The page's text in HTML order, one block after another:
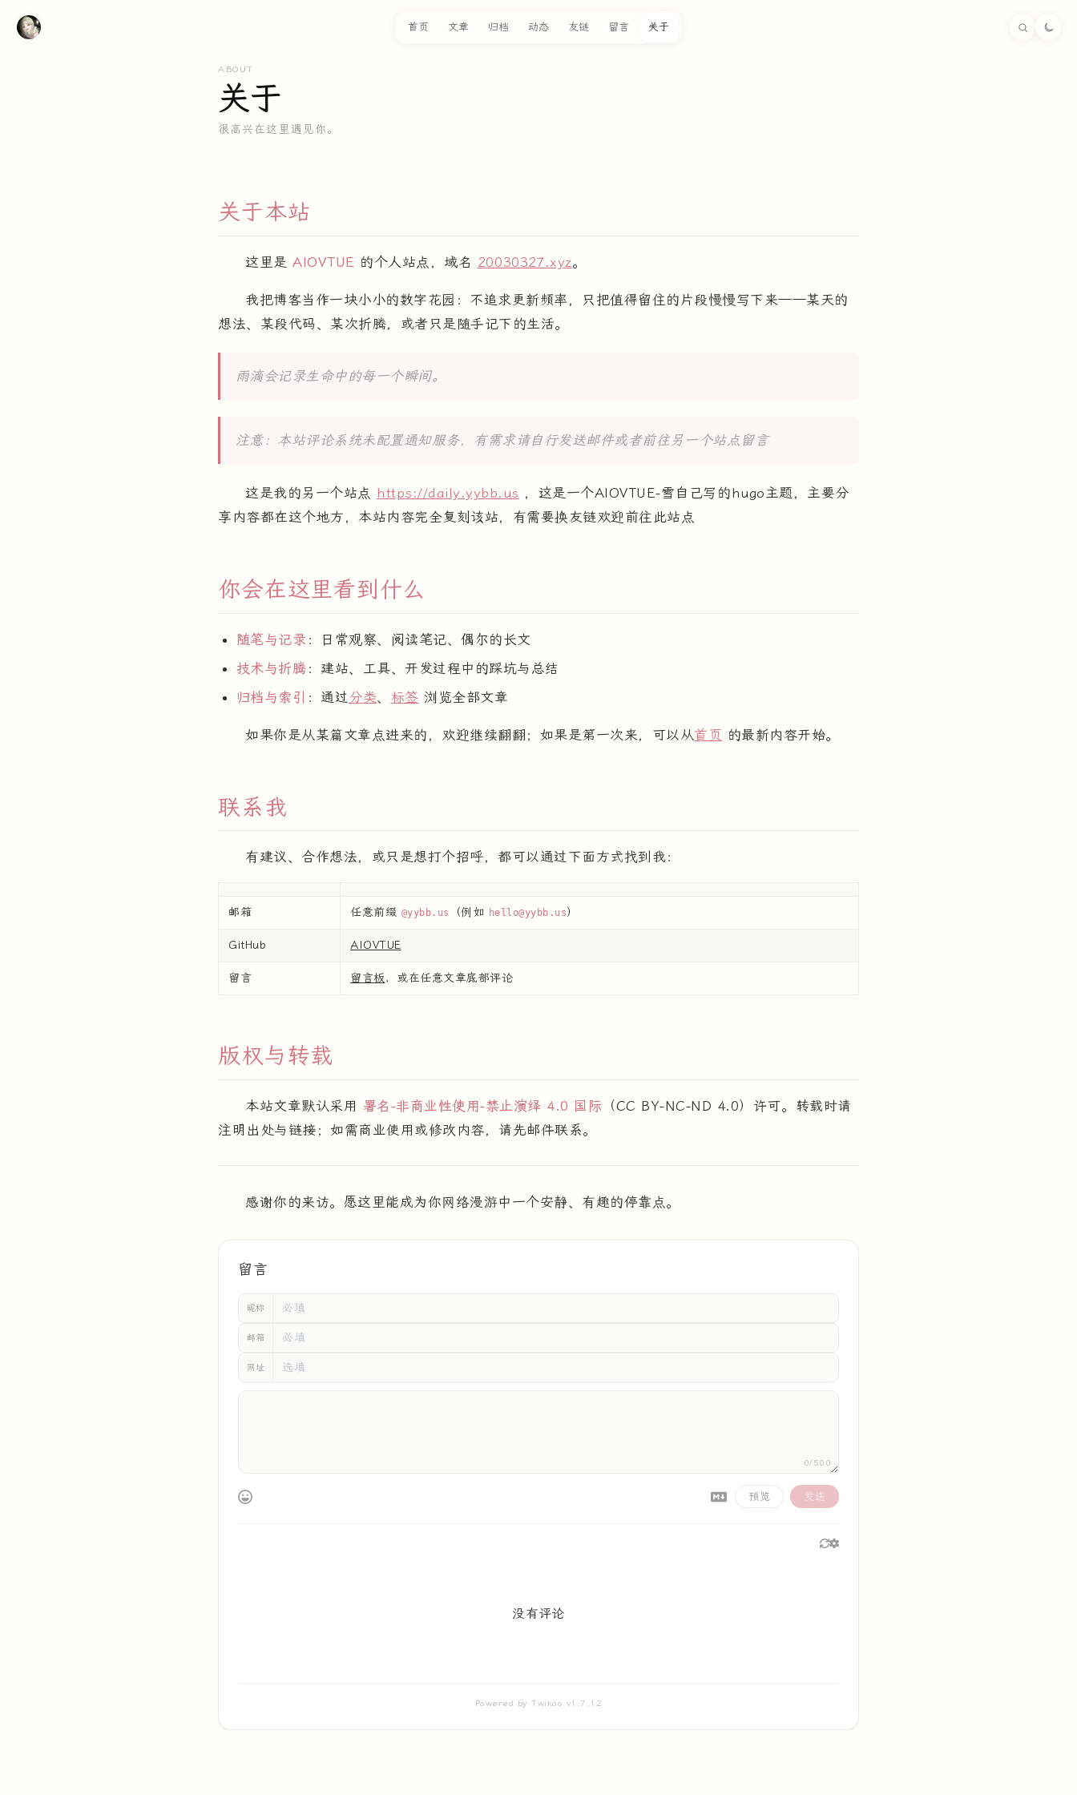
首页 文章 归档 动态 友链 留言 关于
ABOUT
关于
很高兴在这里遇见你。
关于本站
这里是AIOVTUE 的个人站点，域名 20030327.xyz。
我把博客当作一块小小的数字花园：不追求更新频率，只把值得留住的片段慢慢写下来——某天的
想法、某段代码、某次折腾，或者只是随手记下的生活。
雨滴会记录生命中的每一个瞬间。
注意：本站评论系统未配置通知服务，有需求请自行发送邮件或者前往另一个站点留言
这是我的另一个站点 https://daily.yybb.us ，这是一个AIOVTUE-雪自己写的hugo主题，主要分
享内容都在这个地方，本站内容完全复刻该站，有需要换友链欢迎前往此站点
你会在这里看到什么
随笔与记录 ：日常观察、阅读笔记、偶尔的长文
技术与折腾 ：建站、工具、开发过程中的踩坑与总结
归档与索引 ：通过分类、 标签 浏览全部文章
如果你是从某篇文章点进来的，欢迎继续翻翻；如果是第一次来，可以从首页 的最新内容开始。
联系我
有建议、合作想法，或只是想打个招呼，都可以通过下面方式找到我：
邮箱 任意前缀 @yybb.us （例如 hello@yybb.us）
GitHub AIOVTUE
留言 留言板，或在任意文章底部评论
版权与转载
本站文章默认采用 署名-非商业性使用-禁止演绎 4.0 国际 （CC BY-NC-ND 4.0）许可。转载时请
注明出处与链接；如需商业使用或修改内容，请先邮件联系。
感谢你的来访。愿这里能成为你网络漫游中一个安静、有趣的停靠点。
留言
昵称
邮箱
网址
0/500
预览 发送
没有评论
Powered by Twikoo v1.7.12